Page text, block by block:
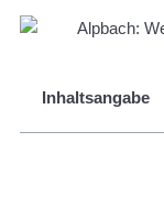
Inhaltsangabe